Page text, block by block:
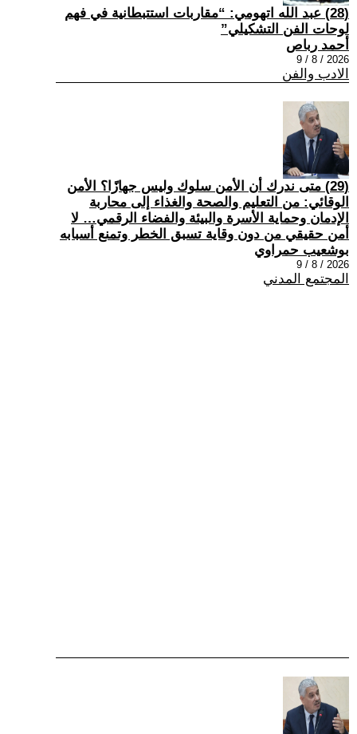
(28) عبد الله اتهومي: “مقاربات استتبطانية في فهم
لوحات الفن التشكيلي”
أحمد رباص
2026 / 8 / 9
الادب والفن
(29) متى ندرك أن الأمن سلوك وليس جهازًا؟ الأمن
الوقائي: من التعليم والصحة والغذاء إلى محاربة
الإدمان وحماية الأسرة والبيئة والفضاء الرقمي… لا
أمن حقيقي من دون وقاية تسبق الخطر وتمنع أسبابه
بوشعيب حمراوي
2026 / 8 / 9
المجتمع المدني